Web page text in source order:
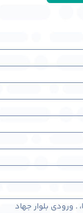
. ورودی بلوار جهاد